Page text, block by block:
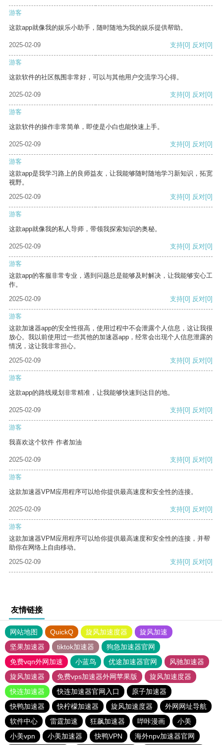
游客
这款app就像我的娱乐小助手，随时随地为我的娱乐提供帮助。
2025-02-09 支持[0] 反对[0]
游客
这款软件的社区氛围非常好，可以与其他用户交流学习心得。
2025-02-09 支持[0] 反对[0]
游客
这款软件的操作非常简单，即使是小白也能快速上手。
2025-02-09 支持[0] 反对[0]
游客
这款app是我学习路上的良师益友，让我能够随时随地学习新知识，拓宽
视野。
2025-02-09
支持[0] 反对[0]
游客
这款app就像我的私人导师，带领我探索知识的奥秘。
2025-02-09 支持[0] 反对[0]
游客
这款app的客服非常专业，遇到问题总是能够及时解决，让我能够安心工
作。
2025-02-09
支持[0] 反对[0]
游客
这款加速器app的安全性很高，使用过程中不会泄露个人信息，这让我很
放心。我以前使用过一些其他的加速器app，经常会出现个人信息泄露的
情况，这让我非常担心。
2025-02-09
支持[0] 反对[0]
游客
这款app的路线规划非常精准，让我能够快速到达目的地。
2025-02-09 支持[0] 反对[0]
游客
我喜欢这个软件 作者加油
2025-02-09 支持[0] 反对[0]
游客
这款加速器VPM应用程序可以给你提供最高速度和安全性的连接。
2025-02-09 支持[0] 反对[0]
游客
这款加速器VPM应用程序可以给你提供最高速度和安全性的连接，并帮
助你在网络上自由移动。
2025-02-09
支持[0] 反对[0]
友情链接
网站地图 QuickQ 旋风加速度器
旋风加速
坚果加速器
tiktok加速器
狗急加速器官网
免费vqn外网加速
小蓝鸟 优途加速器官网
风驰加速器
旋风加速器
免费vps加速器外网苹果版
旋风加速度器
快连加速器
快连加速器官网入口
原子加速器
快鸭加速器
快柠檬加速器 旋风加速度器
外网网址导航
软件中心
雷霆加速 狂飙加速器 哔咔漫画
小美
小美vpn
小美加速器 快鸭VPN 海外npv加速器官网